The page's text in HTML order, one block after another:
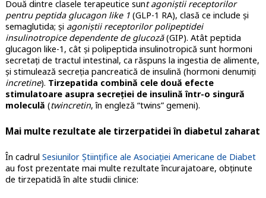
Două dintre clasele terapeutice sunt agoniștii receptorilor
pentru peptida glucagon like 1(GLP-1 RA), clasă ce include și
semaglutida; și agoniștii receptorilor polipeptidei
insulinotropice dependente de glucoză(GIP). Atât peptida
glucagon like-1, cât și polipeptida insulinotropică sunt hormoni
secretați de tractul intestinal, ca răspuns la ingestia de alimente,
și stimulează secreția pancreatică de insulină (hormoni denumiți
incretine). Tirzepatida combină cele două efecte
stimulatoare asupra secreției de insulină într-o singură
moleculă (twincretin, în engleză “twins” gemeni).
Mai multe rezultate ale tirzerpatidei în diabetul zaharat
În cadrul Sesiunilor Științifice ale Asociației Americane de Diabet
au fost prezentate mai multe rezultate încurajatoare, obținute
de tirzepatidă în alte studii clinice: